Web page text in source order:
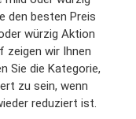
den besten Preis
würzig Aktion
zeigen wir Ihnen
Sie die Kategorie,
zu sein, wenn
reduziert ist.